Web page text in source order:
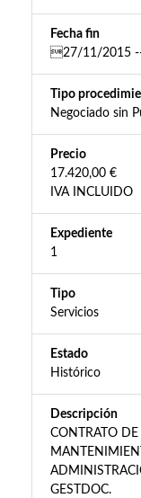
Fecha fin
27/11/2015
Tipo
Negociado sin
Precio
17.420,00 €
IVA INCLUIDO
Expediente
1
Tipo
Servicios
Estado
Histórico
Descripción
CONTRATO
GESTDOC.